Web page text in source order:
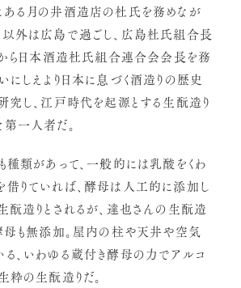
る月の井酒造店の杜氏を務めなが
以外は広島で過ごし、広島杜氏組合長
ら日本酒造杜氏組合連合会会長を務
にしえより日本に息づく酒造りの歴史
究し、江戸時代を起源とする生酛造り
一人者だ。
種類があって、一般的には乳酸をくわ
りていれば、酵母は人工的に添加し
酛造りとされるが、達也さんの生酛造
母も無添加。屋内の柱や天井や空気
、いわゆる蔵付き酵母の力でアルコ
粋の生酛造りだ。